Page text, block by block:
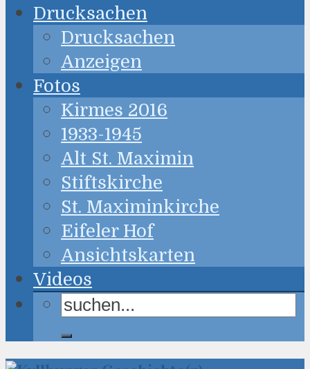
Drucksachen
Drucksachen
Anzeigen
Fotos
Kirmes 2016
1933-1945
Alt St. Maximin
Stiftskirche
St. Maximinkirche
Eifeler Hof
Ansichtskarten
Videos